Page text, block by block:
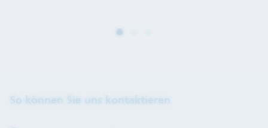
So können Sie uns kontaktieren